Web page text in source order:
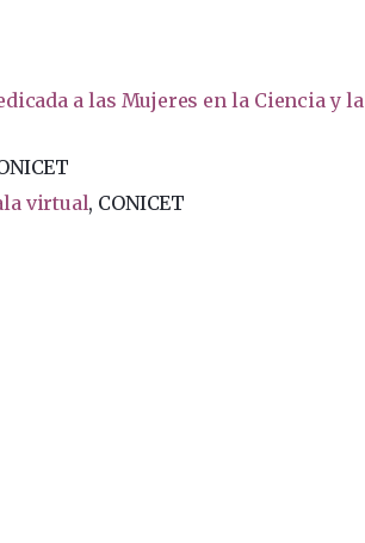
a las Mujeres en la Ciencia y la
virtual, CONICET